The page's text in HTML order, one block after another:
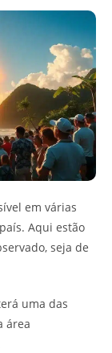
em várias
Aqui estão
seja de
uma das
área